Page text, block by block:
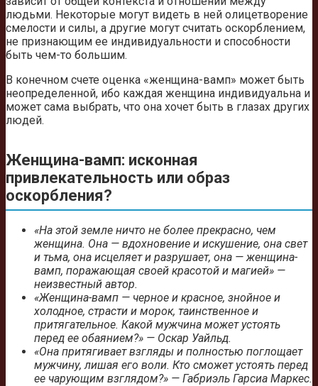
людьми. Некоторые могут видеть в ней олицетворение
смелости и силы, а другие могут считать оскорблением,
не признающим ее индивидуальности и способности
быть чем-то большим.
В конечном счете оценка «женщина-вамп» может быть
неопределенной, ибо каждая женщина индивидуальна и
может сама выбрать, что она хочет быть в глазах других
людей.
Женщина-вамп: исконная
привлекательность или образ
оскорбления?
«На этой земле ничто не более прекрасно, чем
женщина. Она — вдохновение и искушение, она свет
и тьма, она исцеляет и разрушает, она — женщина-
вамп, поражающая своей красотой и магией» —
неизвестный автор.
«Женщина-вамп — черное и красное, знойное и
холодное, страсти и морок, таинственное и
притягательное. Какой мужчина может устоять
перед ее обаянием?» — Оскар Уайльд.
«Она притягивает взгляды и полностью поглощает
мужчину, лишая его воли. Кто сможет устоять перед
ее чарующим взглядом?» — Габриэль Гарсиа Маркес.